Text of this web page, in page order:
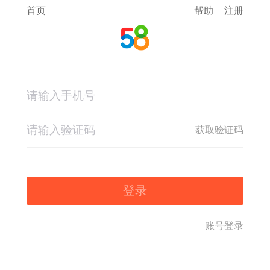
首页 帮助 注册
获取验证码
登录
账号登录